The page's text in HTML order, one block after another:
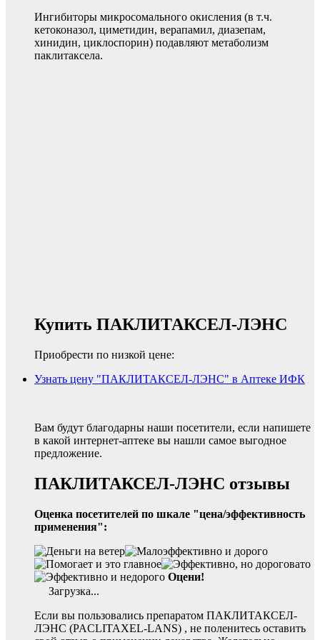
Ингибиторы микросомального окисления (в т.ч.
кетоконазол, циметидин, верапамил, диазепам,
хинидин, циклоспорин) подавляют метаболизм
паклитаксела.
Купить ПАКЛИТАКСЕЛ-ЛЭНС
Приобрести по низкой цене:
Узнать цену "ПАКЛИТАКСЕЛ-ЛЭНС" в Аптеке ИФК
Вам будут благодарны наши посетители, если напишете
в какой интернет-аптеке вы нашли самое выгодное
предложение.
ПАКЛИТАКСЕЛ-ЛЭНС отзывы
Оценка посетителей по шкале "цена/эффективность
применения":
Оцени!
Загрузка...
Если вы пользовались препаратом ПАКЛИТАКСЕЛ-
ЛЭНС (PACLITAXEL-LANS) , не поленитесь оставить